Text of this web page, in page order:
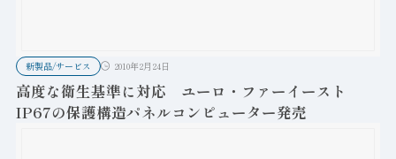
新製品/サービス 2010年2月24日
高度な衛生基準に対応 ユーロ・ファーイースト
IP67の保護構造パネルコンピューター発売